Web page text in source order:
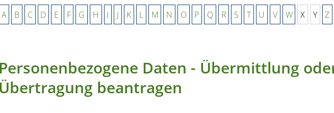
A B C D E F G H I J K L M N O P Q R S T U V W X Y Z
Personenbezogene Daten - Übermittlung
Übertragung beantragen